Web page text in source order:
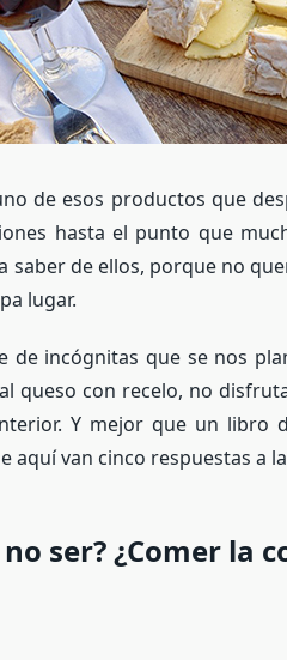
de esos productos que
hasta el punto que
saber de ellos, porque no
lugar.
de incógnitas que se nos
queso con recelo, no
Y mejor que un libro
aquí van cinco respuestas a
no ser? ¿Comer la